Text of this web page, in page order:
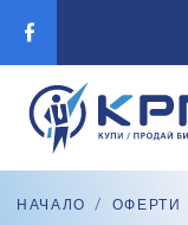
НАЧАЛО / ОФЕРТИ